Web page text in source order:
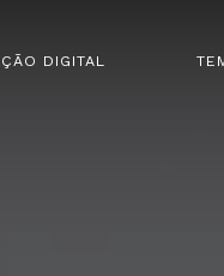
DIGITAL